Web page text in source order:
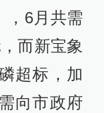
，6月共需
而新宝象
超标，加
向市政府